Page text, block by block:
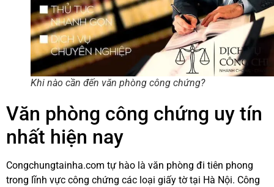
Khi nào cần đến văn phòng công chứng?
Văn phòng công chứng uy tín
nhất hiện nay
Congchungtainha.com tự hào là văn phòng đi tiên phong
trong lĩnh vực công chứng các loại giấy tờ tại Hà Nội. Công